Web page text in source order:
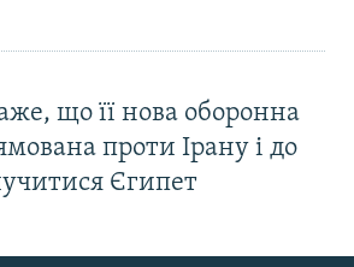
що її нова оборонна
проти Ірану і до
Єгипет